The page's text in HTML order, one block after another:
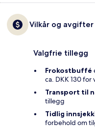
Vilkår og avgifter
Valgfrie tillegg
Frokostbuffé
ca. DKK 130
Transport til
tillegg
Tidlig
forbehold om